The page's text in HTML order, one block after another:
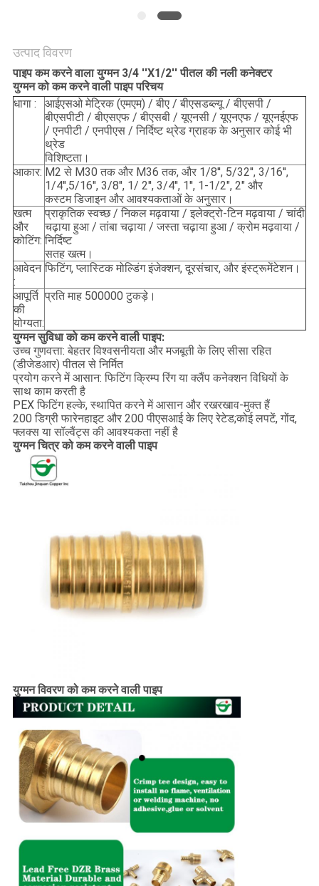
उत्पाद विवरण
पाइप कम करने वाला युग्मन 3/4 ''X1/2'' पीतल की नली कनेक्टर
युग्मन को कम करने वाली पाइप परिचय
धागा :
आईएसओ मेट्रिक (एमएम) / बीए / बीएसडब्ल्यू / बीएसपी /
बीएसपीटी / बीएसएफ / बीएसबी / यूएनसी / यूएनएफ / यूएनईएफ
/ एनपीटी / एनपीएस / निर्दिष्ट थ्रेड ग्राहक के अनुसार कोई भी
थ्रेड
विशिष्टता।
आकार: M2 से M30 तक और M36 तक, और 1/8'', 5/32'', 3/16'',
1/4'',5/16'', 3/8'', 1/ 2'', 3/4'', 1'', 1-1/2", 2" और
कस्टम डिजाइन और आवश्यकताओं के अनुसार।
खत्म
और
कोटिंग:
प्राकृतिक स्वच्छ / निकल मढ़वाया / इलेक्ट्रो-टिन मढ़वाया / चांदी
चढ़ाया हुआ / तांबा चढ़ाया / जस्ता चढ़ाया हुआ / क्रोम मढ़वाया /
निर्दिष्ट
सतह खत्म।
आवेदन
:
फिटिंग, प्लास्टिक मोल्डिंग इंजेक्शन, दूरसंचार, और इंस्ट्रूमेंटेशन।
आपूर्ति
की
योग्यता:
प्रति माह 500000 टुकड़े।
युग्मन सुविधा को कम करने वाली पाइप:
उच्च गुणवत्ता: बेहतर विश्वसनीयता और मजबूती के लिए सीसा रहित
(डीजेडआर) पीतल से निर्मित
प्रयोग करने में आसान: फिटिंग क्रिम्प रिंग या क्लैंप कनेक्शन विधियों के
साथ काम करती है
PEX फिटिंग हल्के, स्थापित करने में आसान और रखरखाव-मुक्त हैं
200 डिग्री फारेनहाइट और 200 पीएसआई के लिए रेटेड;कोई लपटें, गोंद,
फ्लक्स या सॉल्वैंट्स की आवश्यकता नहीं है
युग्मन चित्र को कम करने वाली पाइप
युग्मन विवरण को कम करने वाली पाइप